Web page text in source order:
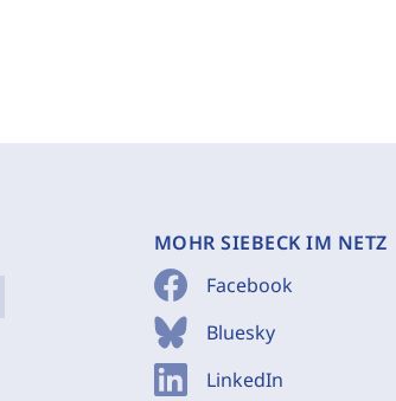
MOHR SIEBECK IM NETZ
Facebook
Bluesky
LinkedIn